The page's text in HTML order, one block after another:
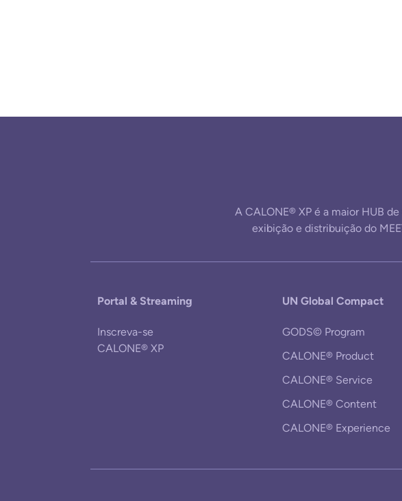
A CALONE® XP é a maior HUB
exibição e distribuição do
Portal & Streaming
Inscreva-se
CALONE® XP
UN Global Compact
GODS© Program
CALONE® Product
CALONE® Service
CALONE® Content
CALONE® Experience